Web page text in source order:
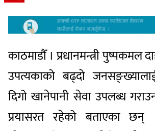
काठमाडौँ । प्रधानमन्त्री पुष्पकमल
उपत्यकाको बढ्दो
दिगो खानेपानी सेवा उपलब्ध
प्रयासरत रहेको बताएका छन्